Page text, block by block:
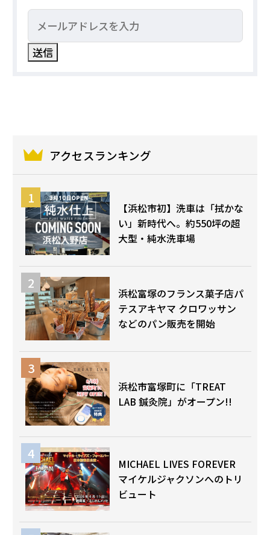
アクセスランキング
【浜松市初】洗車は「拭かな
い」新時代へ。約550坪の超
大型・純水洗車場
浜松富塚のフランス菓子店パ
テスアキヤマ クロワッサン
などのパン販売を開始
浜松市富塚町に「TREAT
LAB 鍼灸院」がオープン!!
MICHAEL LIVES FOREVER
マイケルジャクソンへのトリ
ビュート